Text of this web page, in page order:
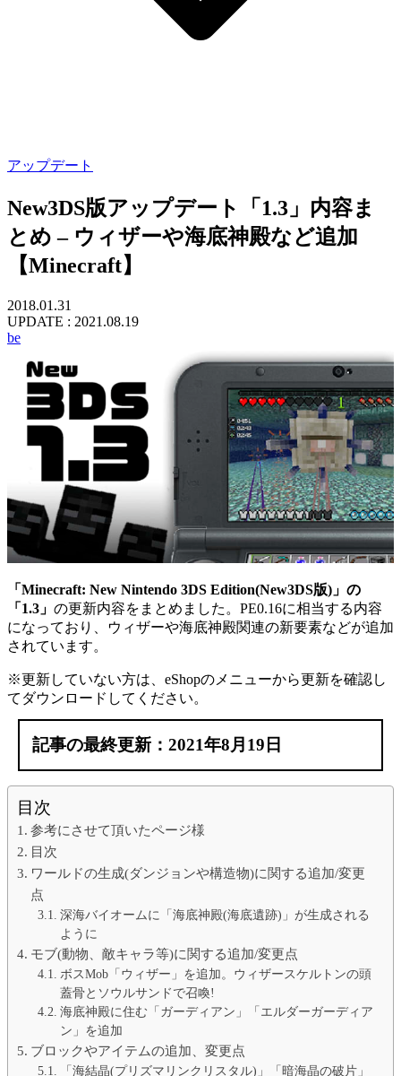
アップデート
New3DS版アップデート「1.3」内容ま
とめ – ウィザーや海底神殿など追加
【Minecraft】
2018.01.31
UPDATE : 2021.08.19
be
「Minecraft: New Nintendo 3DS Edition(New3DS版)」の
「1.3」 の更新内容をまとめました。PE0.16に相当する内容
になっており、ウィザーや海底神殿関連の新要素などが追加
されています。
※更新していない方は、eShopのメニューから更新を確認し
てダウンロードしてください。
記事の最終更新：2021年8月19日
目次
参考にさせて頂いたページ様
目次
ワールドの生成(ダンジョンや構造物)に関する追加/変更
点
深海バイオームに「海底神殿(海底遺跡)」が生成される
ように
モブ(動物、敵キャラ等)に関する追加/変更点
ボスMob「ウィザー」を追加。ウィザースケルトンの頭
蓋骨とソウルサンドで召喚!
海底神殿に住む「ガーディアン」「エルダーガーディア
ン」を追加
ブロックやアイテムの追加、変更点
「海結晶(プリズマリンクリスタル)」「暗海晶の破片」